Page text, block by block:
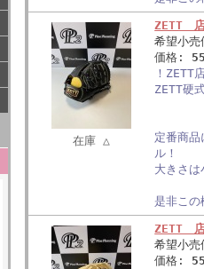
在庫 △
ZETT
希望小
価格:
！ZETT
ZETT硬
定番商
ル！
大きさ
是非こ
ZETT
希望小
価格: